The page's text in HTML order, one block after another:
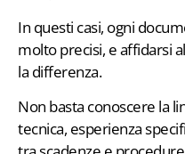
In questi casi, ogni
molto precisi, e affidarsi
la differenza.
Non basta conoscere la
tecnica, esperienza